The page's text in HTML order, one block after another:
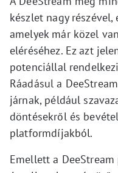
készlet nagy
amelyek már közel
eléréséhez. Ez azt
potenciállal
Ráadásul a
járnak, például
döntésekről és
platformdíjakból.
Emellett a